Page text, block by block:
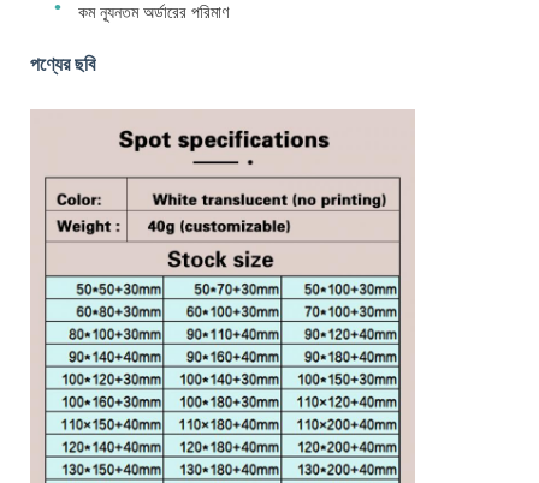
কম ন্যূনতম অর্ডারের পরিমাণ
পণ্যের ছবি